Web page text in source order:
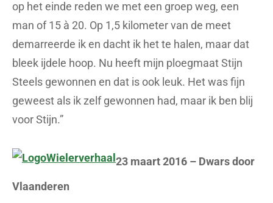
op het einde reden we met een groep weg, een
man of 15 à 20. Op 1,5 kilometer van de meet
demarreerde ik en dacht ik het te halen, maar dat
bleek ijdele hoop. Nu heeft mijn ploegmaat Stijn
Steels gewonnen en dat is ook leuk. Het was fijn
geweest als ik zelf gewonnen had, maar ik ben blij
voor Stijn.”
23 maart 2016 – Dwars door
Vlaanderen